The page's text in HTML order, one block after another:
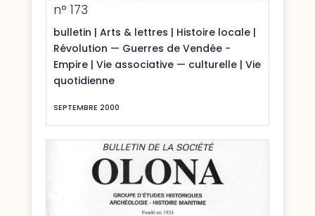
n° 173
bulletin | Arts & lettres | Histoire locale|
Révolution — Guerres de Vendée -
Empire| Vie associative — culturelle| Vie
quotidienne
SEPTEMBRE 2000